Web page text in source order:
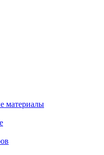
материалы